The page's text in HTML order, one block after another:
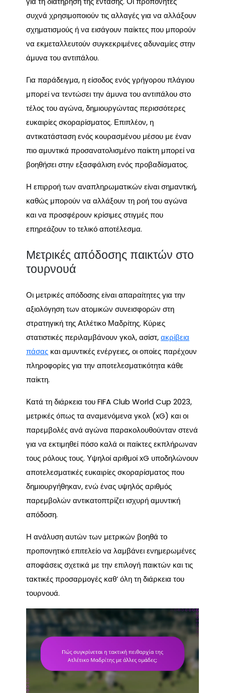
συχνά χρησιμοποιούν τις αλλαγές για να αλλάξουν
σχηματισμούς ή να εισάγουν παίκτες που μπορούν
να εκμεταλλευτούν συγκεκριμένες αδυναμίες στην
άμυνα του αντιπάλου.
Για παράδειγμα, η είσοδος ενός γρήγορου πλάγιου
μπορεί να τεντώσει την άμυνα του αντιπάλου στο
τέλος του αγώνα, δημιουργώντας περισσότερες
ευκαιρίες σκοραρίσματος. Επιπλέον, η
αντικατάσταση ενός κουρασμένου μέσου με έναν
πιο αμυντικά προσανατολισμένο παίκτη μπορεί να
βοηθήσει στην εξασφάλιση ενός προβαδίσματος.
Η επιρροή των αναπληρωματικών είναι σημαντική,
καθώς μπορούν να αλλάξουν τη ροή του αγώνα
και να προσφέρουν κρίσιμες στιγμές που
επηρεάζουν το τελικό αποτέλεσμα.
Μετρικές απόδοσης παικτών στο
τουρνουά
Οι μετρικές απόδοσης είναι απαραίτητες για την
αξιολόγηση των ατομικών συνεισφορών στη
στρατηγική της Ατλέτικο Μαδρίτης. Κύριες
στατιστικές περιλαμβάνουν γκολ, ασίστ,ακρίβεια
πάσας και αμυντικές ενέργειες, οι οποίες παρέχουν
πληροφορίες για την αποτελεσματικότητα κάθε
παίκτη.
Κατά τη διάρκεια του FIFA Club World Cup 2023,
μετρικές όπως τα αναμενόμενα γκολ (xG) και οι
παρεμβολές ανά αγώνα παρακολουθούνταν στενά
για να εκτιμηθεί πόσο καλά οι παίκτες εκπλήρωναν
τους ρόλους τους. Υψηλοί αριθμοί xG υποδηλώνουν
αποτελεσματικές ευκαιρίες σκοραρίσματος που
δημιουργήθηκαν, ενώ ένας υψηλός αριθμός
παρεμβολών αντικατοπτρίζει ισχυρή αμυντική
απόδοση.
Η ανάλυση αυτών των μετρικών βοηθά το
προπονητικό επιτελείο να λαμβάνει ενημερωμένες
αποφάσεις σχετικά με την επιλογή παικτών και τις
τακτικές προσαρμογές καθ’ όλη τη διάρκεια του
τουρνουά.